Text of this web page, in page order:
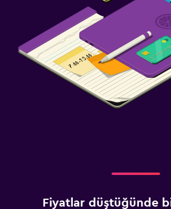
Fiyatlar düştüğünde